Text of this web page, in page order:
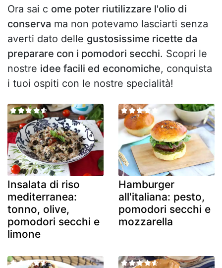
Ora sai c ome poter riutilizzare l'olio di
conserva ma non potevamo lasciarti senza
averti dato delle gustosissime ricette da
preparare con i pomodori secchi. Scopri le
nostre idee facili ed economiche, conquista
i tuoi ospiti con le nostre specialità!
Insalata di riso
mediterranea:
tonno, olive,
pomodori secchi e
limone
Hamburger
all'italiana: pesto,
pomodori secchi e
mozzarella